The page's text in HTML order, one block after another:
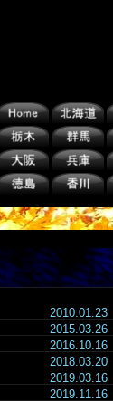
2010.01.23
2015.03.26
2016.10.16
2018.03.20
2019.03.16
2019.11.16